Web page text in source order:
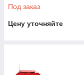
Под заказ
Цену уточняйте